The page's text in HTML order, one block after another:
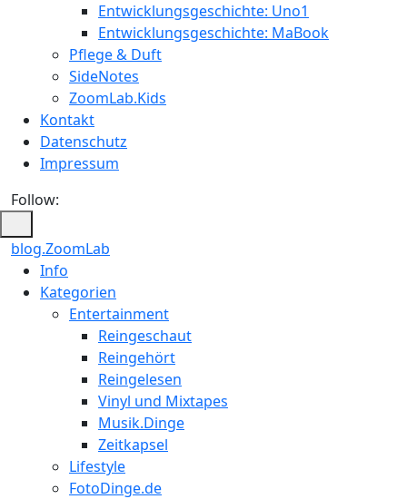
Entwicklungsgeschichte: Uno1
Entwicklungsgeschichte: MaBook
Pflege & Duft
SideNotes
ZoomLab.Kids
Kontakt
Datenschutz
Impressum
Follow:
blog.ZoomLab
ZoomLab
//
Info
Kategorien
Entertainment
Reingeschaut
Reingehört
Reingelesen
Vinyl und Mixtapes
Musik.Dinge
Zeitkapsel
Lifestyle
FotoDinge.de